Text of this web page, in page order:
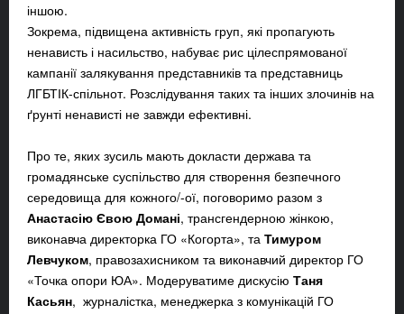
іншою.
Зокрема, підвищена активність груп, які пропагують
ненависть і насильство, набуває рис цілеспрямованої
кампанії залякування представників та представниць
ЛГБТІК-спільнот. Розслідування таких та інших злочинів на
ґрунті ненависті не завжди ефективні.
Про те, яких зусиль мають докласти держава та
громадянське суспільство для створення безпечного
середовища для кожного/-ої, поговоримо разом з
Анастасію Євою Домані, трансгендерною жінкою,
виконавча директорка ГО «Когорта», та Тимуром
Левчуком, правозахисником та виконавчий директор ГО
«Точка опори ЮА». Модеруватиме дискусію Таня
Касьян, журналістка, менеджерка з комунікацій ГО